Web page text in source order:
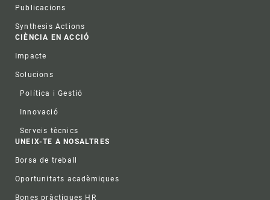
Publicacions
Synthesis Actions
CIÈNCIA EN ACCIÓ
Impacte
Solucions
Política i Gestió
Innovació
Serveis tècnics
UNEIX-TE A NOSALTRES
Borsa de treball
Oportunitats acadèmiques
Bones pràctiques HR